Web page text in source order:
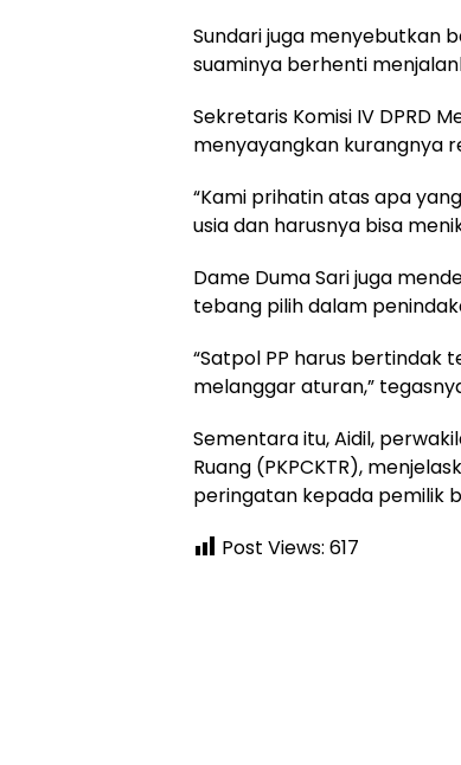
Sundari juga menyebutkan
suaminya berhenti
Sekretaris Komisi IV DPRD
menyayangkan kurangnya
“Kami prihatin atas apa
usia dan harusnya bisa
Dame Duma Sari juga
tebang pilih dalam
“Satpol PP harus bertindak
melanggar aturan,”
Sementara itu, Aidil,
Ruang (PKPCKTR),
peringatan kepada pemilik
Post Views: 617